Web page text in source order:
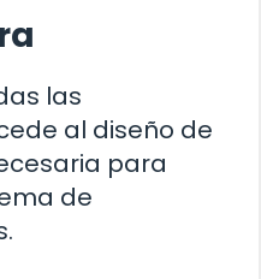
las
al diseño de
para
de